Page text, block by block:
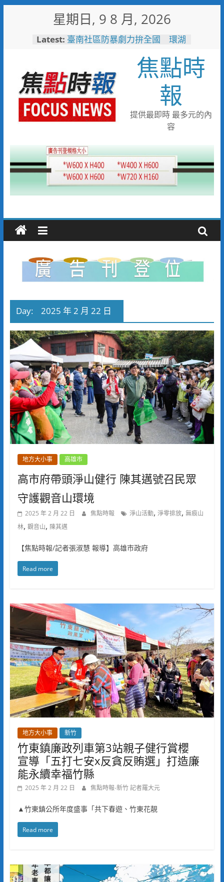
星期日, 9 8 月, 2026
Latest: 彰化縣運會6項10人破大會紀錄
社區奪季軍、民榮社區獲佳作
搭台灣好行低碳暢玩小琉球！大
鵬灣管理處推出暑假好康
高雄4,599件作品傳遞拒毒信
念 「2026港都反毒盃」用畫
筆打造兒童防毒力
498位大專青年返鄉 彰化暑期
焦點時
報
提供最即時 最多元的內
容
Day: 2025 年 2 月 22 日
地方大小事 高雄市
高市府帶頭淨山健行 陳其邁號召民眾
守護觀音山環境
2025 年 2 月 22 日 焦點時報 淨山活動, 淨零排放, 無痕山
林, 觀音山, 陳其邁
【焦點時報/記者張淑慧 報導】高雄市政府
Read more
地方大小事 新竹
竹東鎮廉政列車第3站親子健行賞櫻
宣導「五打七安x反貪反賄選」打造廉
能永續幸福竹縣
2025 年 2 月 22 日 焦點時報-新竹 記者羅大元
▲竹東鎮公所年度盛事「共下春遊、竹東花靚
Read more